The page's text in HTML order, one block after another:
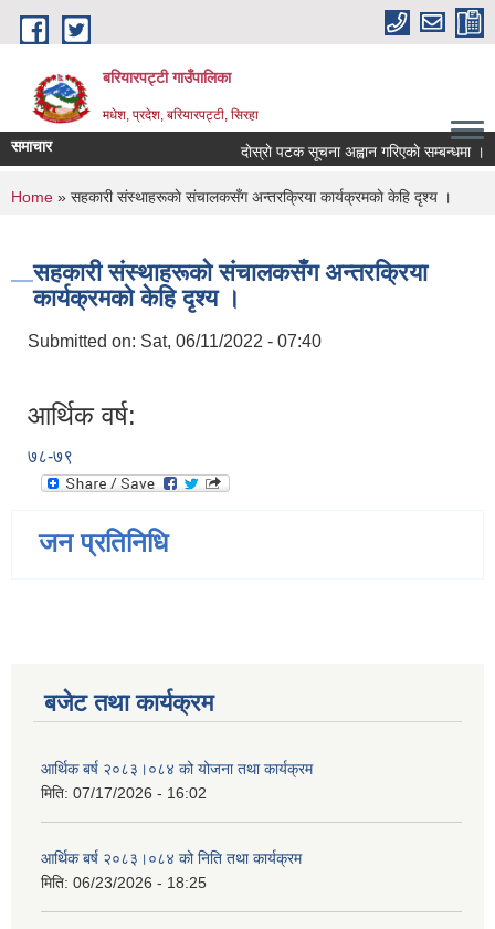
Skip to main content
बरियारपट्टी गाउँपालिका
मधेश, प्रदेश, बरियारपट्टी, सिरहा
समाचार दाेस्राे पटक सूचना अह्वान गरिएकाे सम्बन्धमा ।
You are here
Home » सहकारी संस्थाहरूकाे संचालकसँग अन्तरक्रिया कार्यक्रमकाे केहि दृश्य ।
सहकारी संस्थाहरूकाे संचालकसँग अन्तरक्रिया
कार्यक्रमकाे केहि दृश्य ।
Submitted on: Sat, 06/11/2022 - 07:40
आर्थिक वर्ष:
७८-७९
जन प्रतिनिधि
बजेट तथा कार्यक्रम
आर्थिक बर्ष २०८३।०८४ को योजना तथा कार्यक्रम
मिति: 07/17/2026 - 16:02
आर्थिक बर्ष २०८३।०८४ को निति तथा कार्यक्रम
मिति: 06/23/2026 - 18:25